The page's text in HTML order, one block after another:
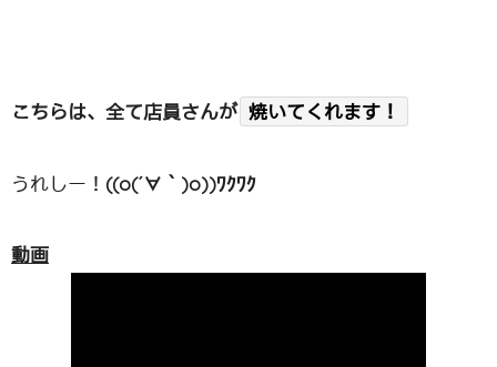
こちらは、全て店員さんが 焼いてくれます！
うれしー！ ((o(´∀｀)o))ﾜｸﾜｸ
動画